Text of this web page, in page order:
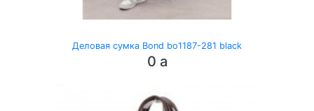
Деловая сумка Bond bo1187-281 black
0 a